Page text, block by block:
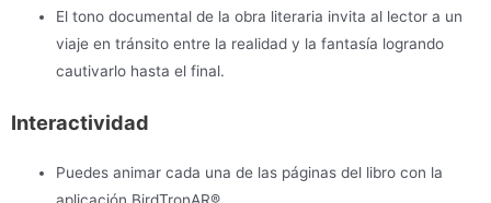
El tono documental de la obra literaria invita al lector a un
viaje en tránsito entre la realidad y la fantasía logrando
cautivarlo hasta el final.
Interactividad
Puedes animar cada una de las páginas del libro con la
aplicación BirdTronAR®